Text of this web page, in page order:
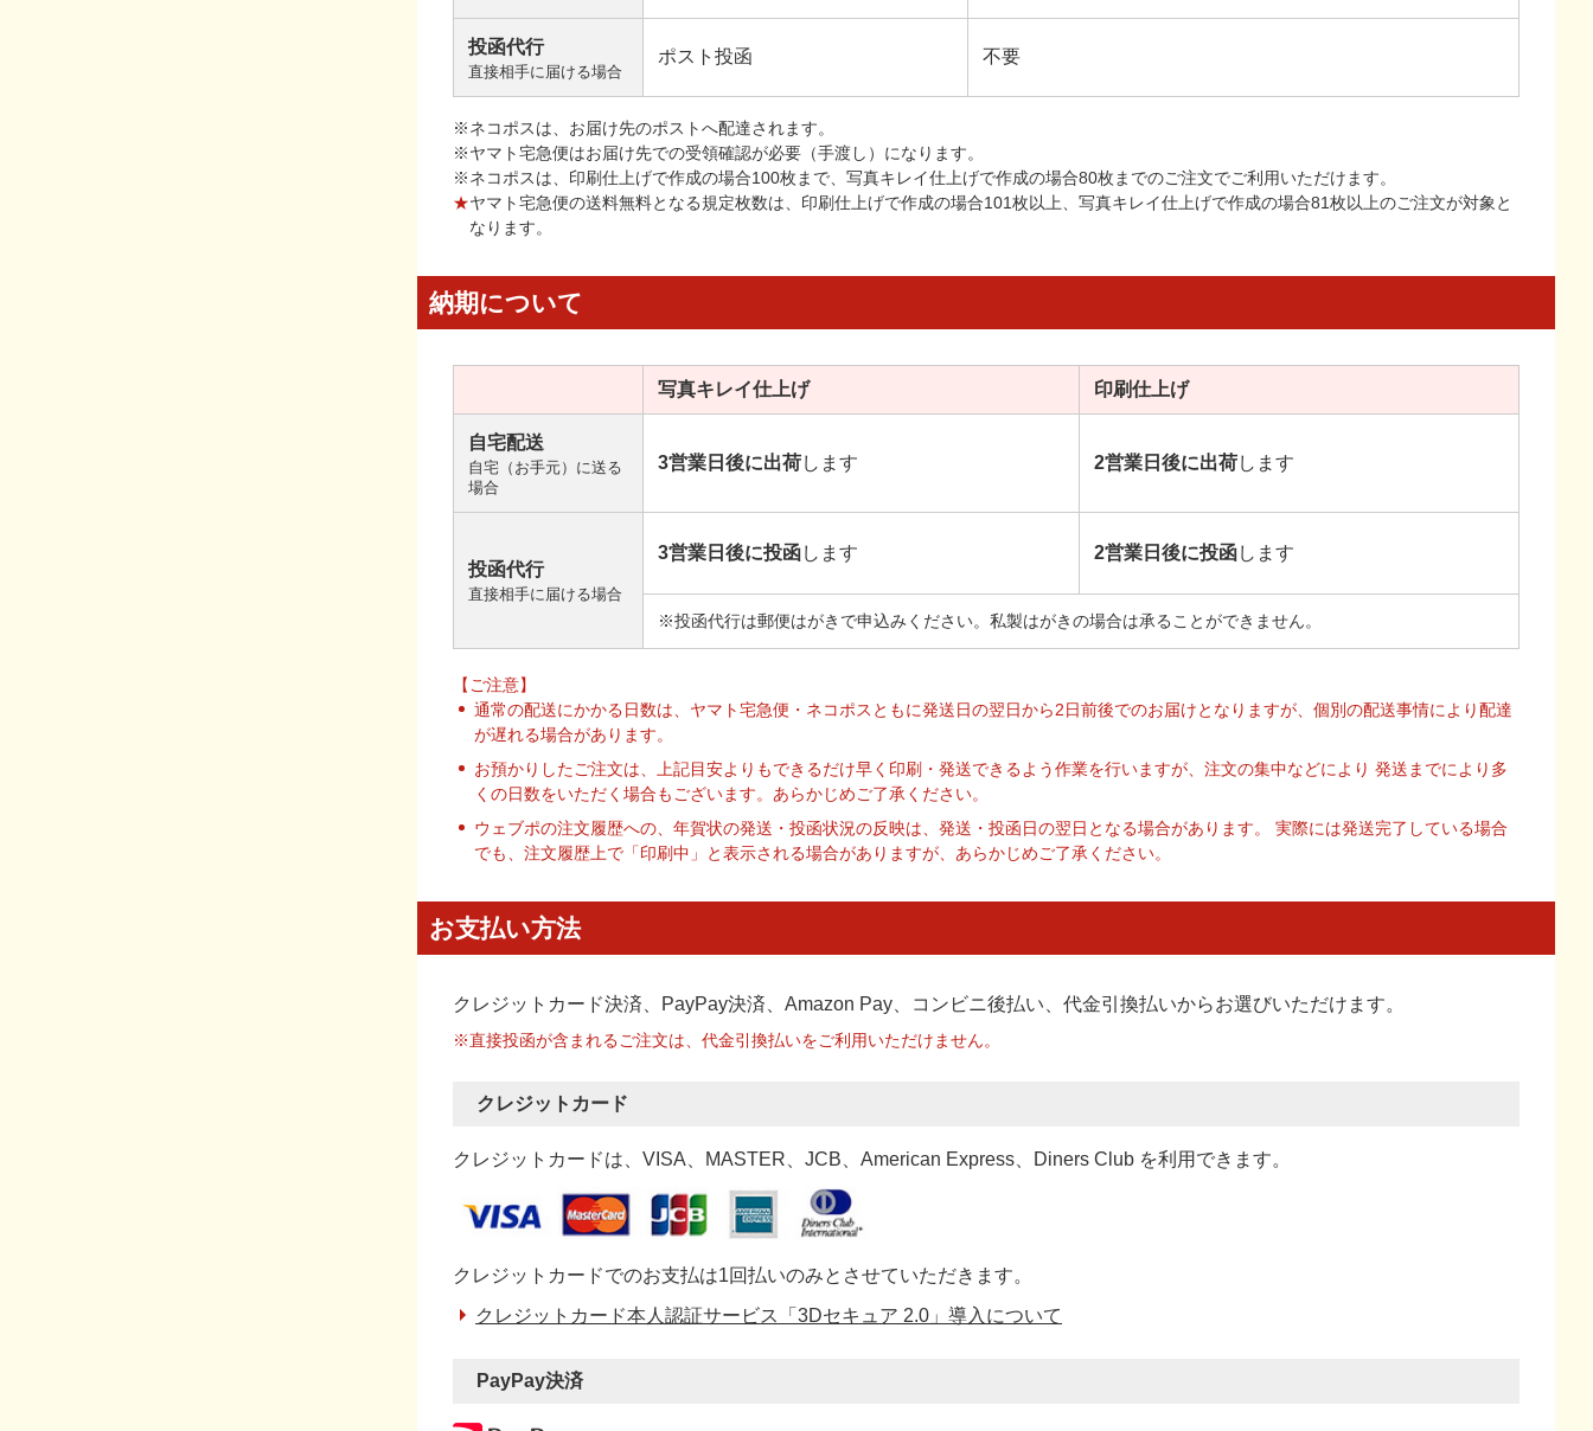
投函代行
直接相手に届ける場合
ポスト投函 不要
※ネコポスは、お届け先のポストへ配達されます。
※ヤマト宅急便はお届け先での受領確認が必要（手渡し）になります。
※ネコポスは、印刷仕上げで作成の場合100枚まで、写真キレイ仕上げで作成の場合80枚までのご注文でご利用いただけます。
★ヤマト宅急便の送料無料となる規定枚数は、印刷仕上げで作成の場合101枚以上、写真キレイ仕上げで作成の場合81枚以上のご注文が対象と
なります。
納期について
写真キレイ仕上げ 印刷仕上げ
自宅配送
自宅（お手元）に送る
場合
3営業日後に出荷します 2営業日後に出荷します
投函代行
直接相手に届ける場合
3営業日後に投函します 2営業日後に投函します
※投函代行は郵便はがきで申込みください。私製はがきの場合は承ることができません。
【ご注意】
通常の配送にかかる日数は、ヤマト宅急便・ネコポスともに発送日の翌日から2日前後でのお届けとなりますが、個別の配送事情により配達
が遅れる場合があります。
お預かりしたご注文は、上記目安よりもできるだけ早く印刷・発送できるよう作業を行いますが、注文の集中などにより 発送までにより多
くの日数をいただく場合もございます。あらかじめご了承ください。
ウェブポの注文履歴への、年賀状の発送・投函状況の反映は、発送・投函日の翌日となる場合があります。 実際には発送完了している場合
でも、注文履歴上で「印刷中」と表示される場合がありますが、あらかじめご了承ください。
お支払い方法
クレジットカード決済、PayPay決済 、Amazon Pay、コンビニ後払い、代金引換払いからお選びいただけます。
※直接投函が含まれるご注文は、代金引換払いをご利用いただけません。
クレジットカード
クレジットカードは、VISA、MASTER、JCB、American Express、Diners Club を利用できます。
クレジットカードでのお支払は1回払いのみとさせていただきます。
クレジットカード本人認証サービス「3Dセキュア 2.0」導入について
PayPay決済